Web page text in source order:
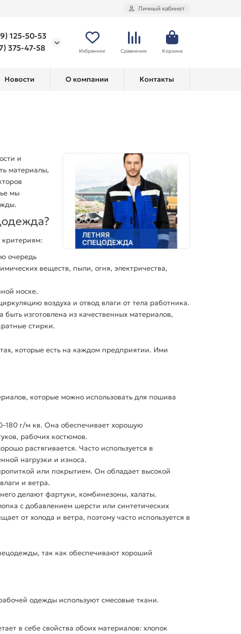
Личный кабинет
125-50-53
375-47-58
Избранное Сравнение Корзина
Новости О компании Контакты
и
материалы,
мы
.
?
критериям:
очередь
веществ, пыли, огня, электричества,
носке.
воздуха и отвод влаги от тела работника.
быть изготовлена из качественных материалов,
стирки.
которые есть на каждом предприятии. Ими
которые можно использовать для пошива
г/м кв. Она обеспечивает хорошую
рабочих костюмов.
растягивается. Часто используется в
нагрузки и износа.
или покрытием. Он обладает высокой
и ветра.
делают фартуки, комбинезоны, халаты.
с добавлением шерсти или синтетических
от холода и ветра, поэтому часто используется в
так как обеспечивают хороший
одежды используют смесовые ткани.
в себе свойства обоих материалов: хлопок